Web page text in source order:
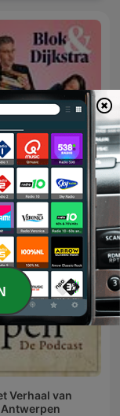
Lezen Nog
Boeken
Verhaal van
Antwerpen